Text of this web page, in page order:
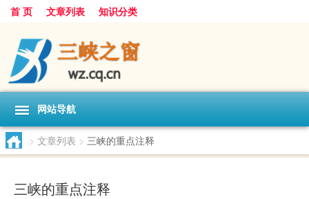
首 页 文章列表 知识分类
网站导航
> 文章列表 > 三峡的重点注释
三峡的重点注释